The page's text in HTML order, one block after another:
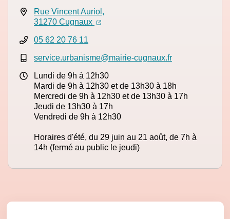
Rue Vincent Auriol,
31270 Cugnaux (ouverture dans un nouvel onglet)
(ouverture dans un nouvel onglet)
05 62 20 76 11
service.urbanisme@mairie-cugnaux.fr
Lundi de 9h à 12h30
Mardi de 9h à 12h30 et de 13h30 à 18h
Mercredi de 9h à 12h30 et de 13h30 à 17h
Jeudi de 13h30 à 17h
Vendredi de 9h à 12h30
Horaires d'été, du 29 juin au 21 août, de 7h à
14h (fermé au public le jeudi)